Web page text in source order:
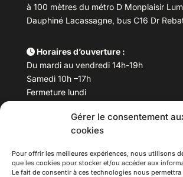
Gérer le consentement
cookies
Pour offrir les meilleures expériences, nous utilisons
que les cookies pour stocker et/ou accéder aux
Le fait de consentir à ces technologies nous
à 100 mètres du métro D Monplaisir
Dauphiné Lacassagne, bus C16 Dr
Horaires d’ouverture :
Du mardi au vendredi 14h-19h
Samedi 10h –17h
Fermeture lundi
Téléphone : 04 78 53 06 40